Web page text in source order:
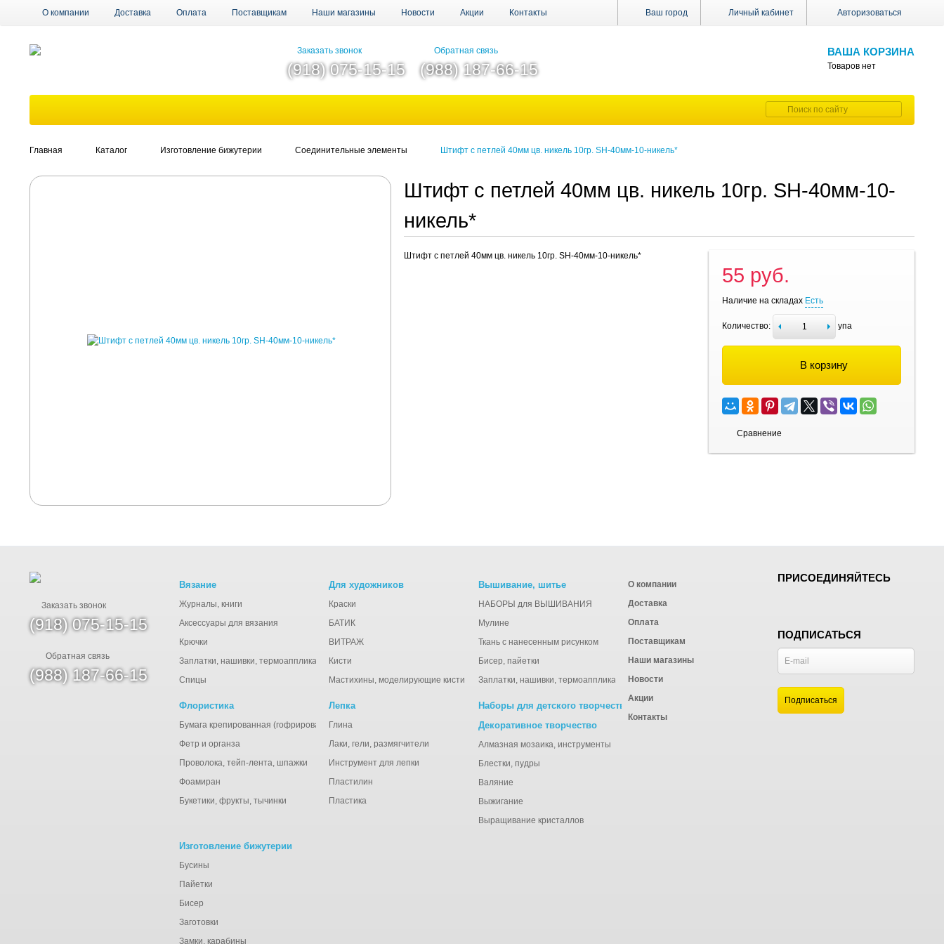
Ваш город Личный кабинет Авторизоваться
О компании Доставка Оплата Поставщикам Наши магазины Новости Акции Контакты
ВАША КОРЗИНА
Товаров нет
Заказать звонок
(918) 075-15-15
Обратная связь
(988) 187-66-15
Главная Каталог Изготовление бижутерии Соединительные элементы Штифт с петлей 40мм цв. никель 10гр. SH-40мм-10-никель*
Штифт с петлей 40мм цв. никель 10гр. SH-40мм-10-
никель*
Штифт с петлей 40мм цв. никель 10гр. SH-40мм-10-никель*
55 руб.
Наличие на складах Есть
Количество: упа
В корзину
Сравнение
Заказать звонок
(918) 075-15-15
Обратная связь
(988) 187-66-15
Вязание
Журналы, книги
Аксессуары для вязания
Крючки
Заплатки, нашивки, термоаппликации
Спицы
Для художников
Краски
БАТИК
ВИТРАЖ
Кисти
Мастихины, моделирующие кисти
Вышивание, шитье
НАБОРЫ для ВЫШИВАНИЯ
Мулине
Ткань с нанесенным рисунком
Бисер, пайетки
Заплатки, нашивки, термоаппликации
Флористика
Бумага крепированная (гофрированная), тишью
Фетр и органза
Проволока, тейп-лента, шпажки
Фоамиран
Букетики, фрукты, тычинки
Лепка
Глина
Лаки, гели, размягчители
Инструмент для лепки
Пластилин
Пластика
Наборы для детского творчества
Декоративное творчество
Алмазная мозаика, инструменты
Блестки, пудры
Валяние
Выжигание
Выращивание кристаллов
Изготовление бижутерии
Бусины
Пайетки
Бисер
Заготовки
Замки, карабины
О компании
Доставка
Оплата
Поставщикам
Наши магазины
Новости
Акции
Контакты
ПРИСОЕДИНЯЙТЕСЬ
ПОДПИСАТЬСЯ